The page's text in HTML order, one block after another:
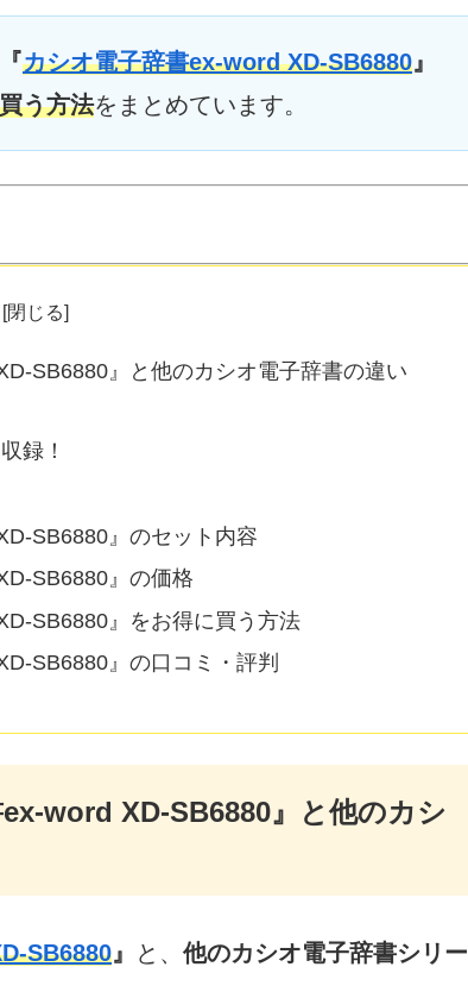
カシオ電子辞書ex-word XD-SB6880』
う方法をまとめています。
SB6880』と他のカシオ電子辞書の違い
録！
SB6880』のセット内容
SB6880』の価格
SB6880』をお得に買う方法
SB6880』の口コミ・評判
word XD-SB6880』と他のカシ
SB6880』 と、 他のカシオ電子辞書シリー